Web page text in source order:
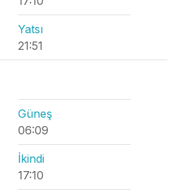
Yatsı
21:51
Güneş
06:09
İkindi
17:10